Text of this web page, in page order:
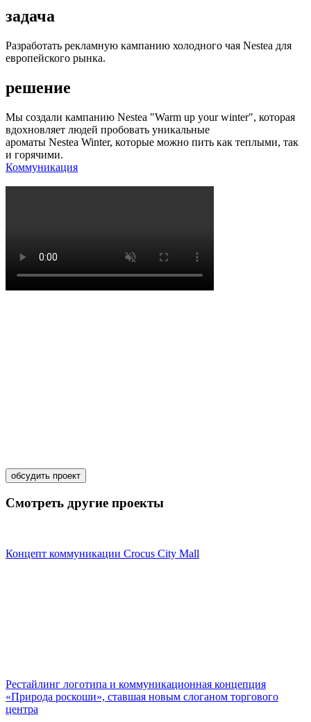
задача
Разработать рекламную кампанию холодного чая Nestea для
европейского рынка.
решение
Мы создали кампанию Nestea "Warm up your winter", которая
вдохновляет людей пробовать уникальные
ароматы Nestea Winter, которые можно пить как теплыми, так
и горячими.
Коммуникация
обсудить проект
Смотреть другие проекты
Концепт коммуникации Crocus City Mall
Рестайлинг логотипа и коммуникационная концепция
«Природа роскоши», ставшая новым слоганом торгового
центра